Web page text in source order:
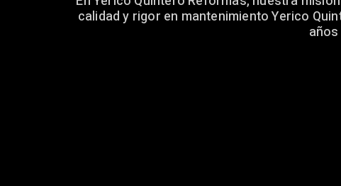
calidad y rigor en mantenimiento Yerico